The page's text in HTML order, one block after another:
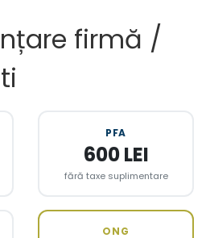
firmă /
PFA
600 LEI
fără taxe suplimentare
ONG